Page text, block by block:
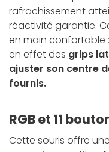
rafrachissement
réactivité garantie.
en main confortable
en effet des grips
ajuster son centre
fournis.
RGB et 11
Cette souris offre une